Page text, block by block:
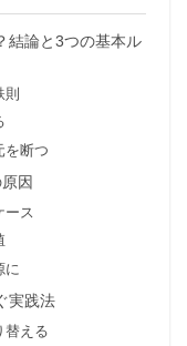
結論と3つの基本ル
則
を断つ
因
ース
に
実践法
替える